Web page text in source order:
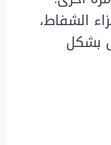
الشفاط،
بشكل